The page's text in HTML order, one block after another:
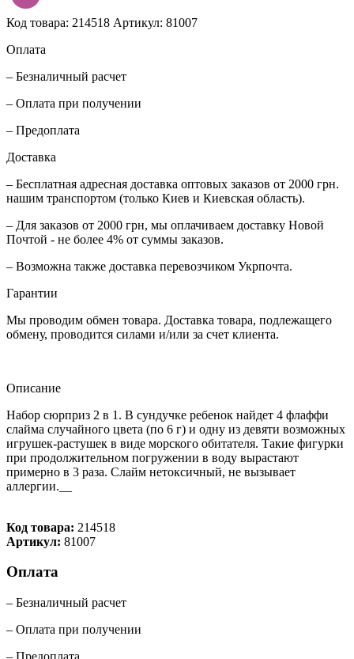
Код товара: 214518 Артикул: 81007
Оплата
– Безналичный расчет
– Оплата при получении
– Предоплата
Доставка
– Бесплатная адресная доставка оптовых заказов от 2000 грн.
нашим транспортом (только Киев и Киевская область).
– Для заказов от 2000 грн, мы оплачиваем доставку Новой
Почтой - не более 4% от суммы заказов.
– Возможна также доставка перевозчиком Укрпочта.
Гарантии
Мы проводим обмен товара. Доставка товара, подлежащего
обмену, проводится силами и/или за счет клиента.
Описание
Набор сюрприз 2 в 1. В сундучке ребенок найдет 4 флаффи
слайма случайного цвета (по 6 г) и одну из девяти возможных
игрушек-растушек в виде морского обитателя. Такие фигурки
при продолжительном погружении в воду вырастают
примерно в 3 раза. Слайм нетоксичный, не вызывает
аллергии.__
Код товара: 214518
Артикул: 81007
Оплата
– Безналичный расчет
– Оплата при получении